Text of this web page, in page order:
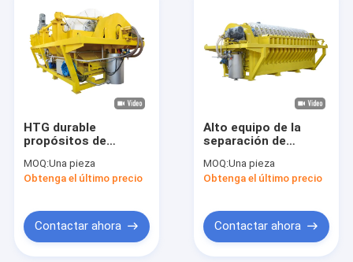
HTG durable
propósitos de
explotación minera
del sistema del filtro
de 21 M2
MOQ:Una pieza
Obtenga el último precio
Contactar ahora
Alto equipo de la
separación de
productividad para
los concentrados
MOQ:Una pieza
Obtenga el último precio
Contactar ahora